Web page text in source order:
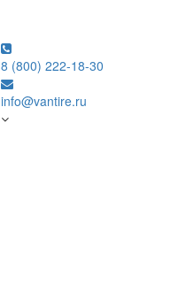
8 (800) 222-18-30
info@vantire.ru